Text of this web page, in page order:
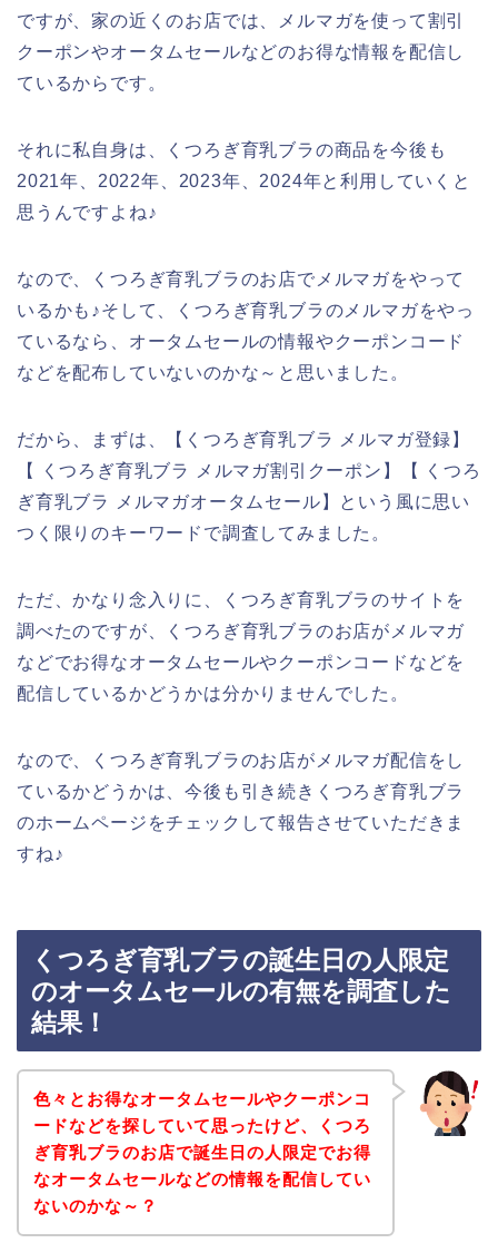
ですが、家の近くのお店では、メルマガを使って割引
クーポンやオータムセールなどのお得な情報を配信し
ているからです。
それに私自身は、くつろぎ育乳ブラの商品を今後も
2021年、2022年、2023年、2024年と利用していくと
思うんですよね♪
なので、くつろぎ育乳ブラのお店でメルマガをやって
いるかも♪そして、くつろぎ育乳ブラのメルマガをやっ
ているなら、オータムセールの情報やクーポンコード
などを配布していないのかな～と思いました。
だから、まずは、【くつろぎ育乳ブラ メルマガ登録】
【 くつろぎ育乳ブラ メルマガ割引クーポン】【 くつろ
ぎ育乳ブラ メルマガオータムセール】という風に思い
つく限りのキーワードで調査してみました。
ただ、かなり念入りに、くつろぎ育乳ブラのサイトを
調べたのですが、くつろぎ育乳ブラのお店がメルマガ
などでお得なオータムセールやクーポンコードなどを
配信しているかどうかは分かりませんでした。
なので、くつろぎ育乳ブラのお店がメルマガ配信をし
ているかどうかは、今後も引き続きくつろぎ育乳ブラ
のホームページをチェックして報告させていただきま
すね♪
くつろぎ育乳ブラの誕生日の人限定
のオータムセールの有無を調査した
結果！
色々とお得なオータムセールやクーポンコ
ードなどを探していて思ったけど、くつろ
ぎ育乳ブラのお店で誕生日の人限定でお得
なオータムセールなどの情報を配信してい
ないのかな～？